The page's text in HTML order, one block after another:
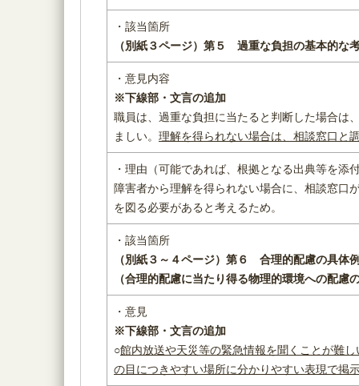
・該当箇所
（別紙３ページ） 第５ 過重な負担の基本的な
・意見内容
※下線部・文言の追加
職員は、過重な負担に当たると判断した場合は
ましい。 理解を得られない場合は、相談窓口と
・理由（可能であれば、根拠となる出典等を添
障害者から理解を得られない場合に、相談窓口
を図る必要があると考えるため。
・該当箇所
（別紙３～４ページ） 第６ 合理的配慮の具体
（合理的配慮に当たり得る物理的環境への配慮
・意見
※下線部・文言の追加
○館内放送や天災等の緊急情報を聞くことが難
の目につきやすい場所に分かりやすい表現で掲